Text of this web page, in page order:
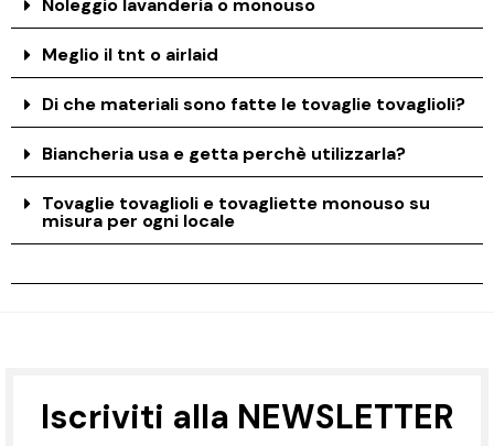
Meglio il tnt o airlaid
Di che materiali sono fatte le tovaglie tovaglioli?
Biancheria usa e getta perchè utilizzarla?
Tovaglie tovaglioli e tovagliette monouso su
misura per ogni locale
Iscriviti alla NEWSLETTER